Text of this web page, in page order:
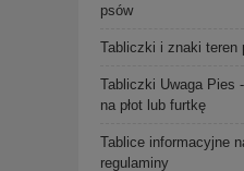
psów
Tabliczki i znaki teren
Tabliczki Uwaga Pies
na płot lub furtkę
Tablice informacyjne
regulaminy